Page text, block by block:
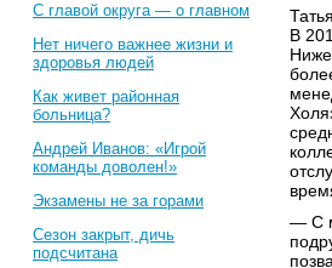
С главой округа — о главном
Нет ничего важнее жизни и
здоровья людей
Как живет районная
больница?
Андрей Иванов: «Игрой
команды доволен!»
Экзамены не за горами
Сезон закрыт, дичь
подсчитана
В
— С